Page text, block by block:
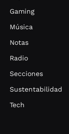
Gaming
Música
Notas
Radio
Secciones
Sustentabilidad
Tech